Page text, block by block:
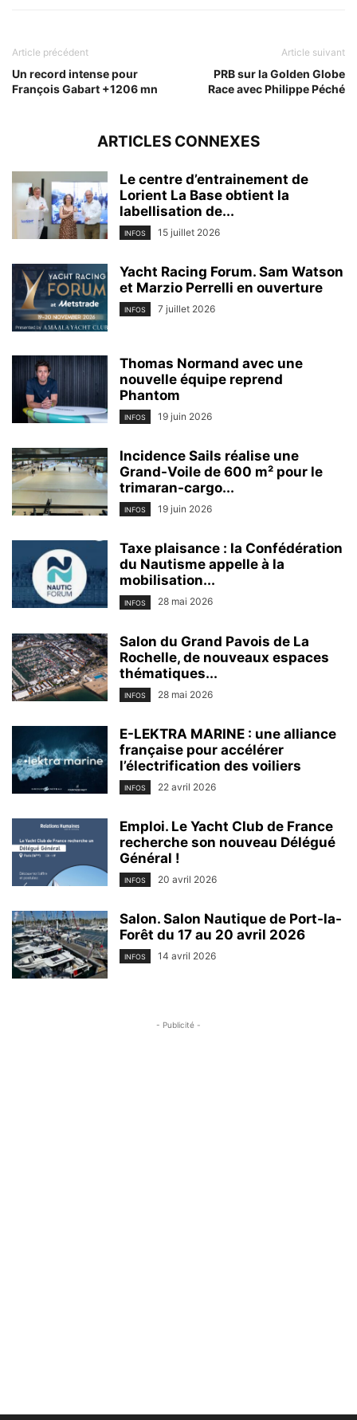
Article précédent
Un record intense pour
François Gabart +1206 mn
Article suivant
PRB sur la Golden Globe
Race avec Philippe Péché
ARTICLES CONNEXES
Le centre d’entrainement de
Lorient La Base obtient la
labellisation de...
INFOS 15 juillet 2026
Yacht Racing Forum. Sam Watson
et Marzio Perrelli en ouverture
INFOS 7 juillet 2026
Thomas Normand avec une
nouvelle équipe reprend
Phantom
INFOS 19 juin 2026
Incidence Sails réalise une
Grand-Voile de 600 m² pour le
trimaran-cargo...
INFOS 19 juin 2026
Taxe plaisance : la Confédération
du Nautisme appelle à la
mobilisation...
INFOS 28 mai 2026
Salon du Grand Pavois de La
Rochelle, de nouveaux espaces
thématiques...
INFOS 28 mai 2026
E-LEKTRA MARINE : une alliance
française pour accélérer
l’électrification des voiliers
INFOS 22 avril 2026
Emploi. Le Yacht Club de France
recherche son nouveau Délégué
Général !
INFOS 20 avril 2026
Salon. Salon Nautique de Port-la-
Forêt du 17 au 20 avril 2026
INFOS 14 avril 2026
- Publicité -